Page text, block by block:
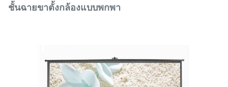
ชั้นฉายขาตั้งกล้องแบบพกพา